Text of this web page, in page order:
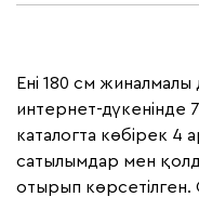
Ені 180 см
интернет-дүкенінде
каталогта көбірек 4
сатылымдар мен
отырып көрсетілген.